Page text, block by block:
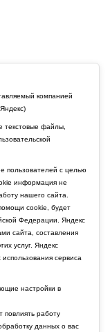
компанией
текстовые файлы,
пользователей с целью
информация не
нашего сайта.
cookie, будет
Федерации. Яндекс
сайта, составления
услуг. Яндекс
сервиса
настройки в
работу
данных о вас